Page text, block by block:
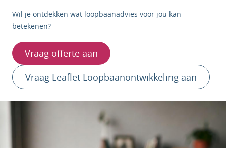
Wil je ontdekken wat loopbaanadvies voor jou kan
betekenen?
Vraag offerte aan
Vraag Leaflet Loopbaanontwikkeling aan